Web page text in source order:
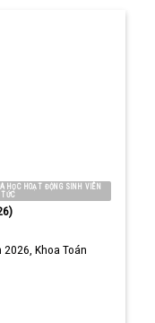
HỌC HOẠT ĐỘNG SINH VIÊN
Khoa Toán